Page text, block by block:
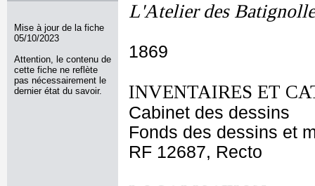
Mise à jour de la fiche
05/10/2023
Attention, le contenu de
cette fiche ne reflète
pas nécessairement le
dernier état du savoir.
L'Atelier des
1869
INVENTAIRES ET
Cabinet des dessins
Fonds des dessins et
RF 12687, Recto